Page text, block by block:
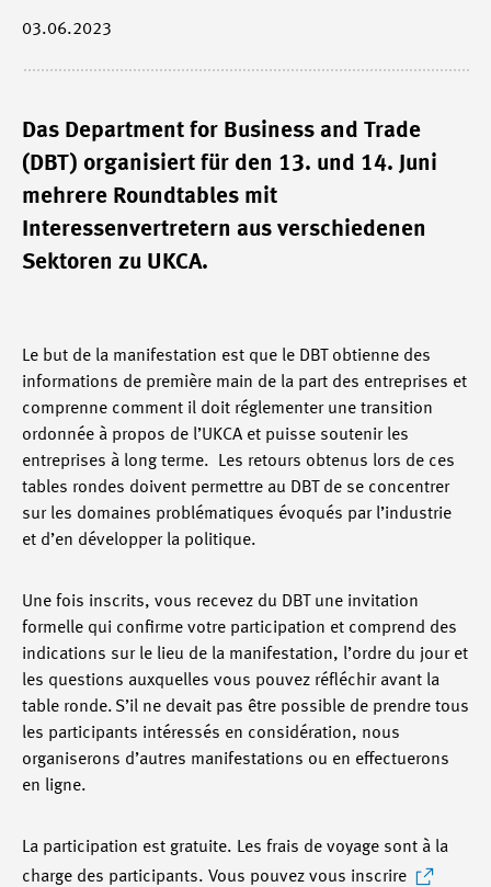
03.06.2023
Das Department for Business and Trade
(DBT) organisiert für den 13. und 14. Juni
mehrere Roundtables mit
Interessenvertretern aus verschiedenen
Sektoren zu UKCA.
Le but de la manifestation est que le DBT obtienne des
informations de première main de la part des entreprises et
comprenne comment il doit réglementer une transition
ordonnée à propos de l’UKCA et puisse soutenir les
entreprises à long terme. Les retours obtenus lors de ces
tables rondes doivent permettre au DBT de se concentrer
sur les domaines problématiques évoqués par l’industrie
et d’en développer la politique.
Une fois inscrits, vous recevez du DBT une invitation
formelle qui confirme votre participation et comprend des
indications sur le lieu de la manifestation, l’ordre du jour et
les questions auxquelles vous pouvez réfléchir avant la
table ronde. S’il ne devait pas être possible de prendre tous
les participants intéressés en considération, nous
organiserons d’autres manifestations ou en effectuerons
en ligne.
La participation est gratuite. Les frais de voyage sont à la
charge des participants. Vous pouvez vous inscrire